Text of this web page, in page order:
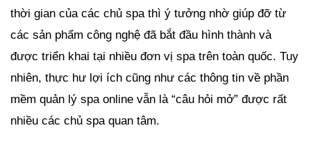
thời gian của các chủ spa thì ý tưởng nhờ giúp đỡ từ
các sản phẩm công nghệ đã bắt đầu hình thành và
được triển khai tại nhiều đơn vị spa trên toàn quốc. Tuy
nhiên, thực hư lợi ích cũng như các thông tin về phần
mềm quản lý spa online vẫn là “câu hỏi mở” được rất
nhiều các chủ spa quan tâm.